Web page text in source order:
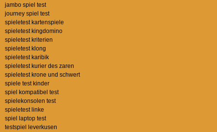
jambo spiel test
journey spiel test
spieletest kartenspiele
spieletest kingdomino
spieletest kriterien
spieletest klong
spieletest karibik
spieletest kurier des zaren
spieletest krone und schwert
spiele test kinder
spiel kompatibel test
spielekonsolen test
spieletest linke
spiel laptop test
testspiel leverkusen